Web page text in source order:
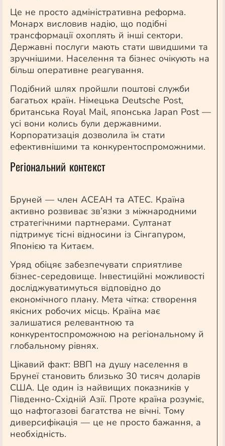
Це не просто адміністративна реформа.
Монарх висловив надію, що подібні
трансформації охоплять й інші сектори.
Державні послуги мають стати швидшими та
зручнішими. Населення та бізнес очікують на
більш оперативне реагування.
Подібний шлях пройшли поштові служби
багатьох країн. Німецька Deutsche Post,
британська Royal Mail, японська Japan Post —
усі вони колись були державними.
Корпоратизація дозволила їм стати
ефективнішими та конкурентоспроможними.
Регіональний контекст
Бруней — член АСЕАН та АТЕС. Країна
активно розвиває зв’язки з міжнародними
стратегічними партнерами. Султанат
підтримує тісні відносини із Сінгапуром,
Японією та Китаєм.
Уряд обіцяє забезпечувати сприятливе
бізнес-середовище. Інвестиційні можливості
досліджуватимуться відповідно до
економічного плану. Мета чітка: створення
якісних робочих місць. Країна має
залишатися релевантною та
конкурентоспроможною на регіональному й
глобальному рівнях.
Цікавий факт: ВВП на душу населення в
Брунеї становить близько 30 тисяч доларів
США. Це один із найвищих показників у
Південно-Східній Азії. Проте країна розуміє,
що нафтогазові багатства не вічні. Тому
диверсифікація — це не просто бажання, а
необхідність.